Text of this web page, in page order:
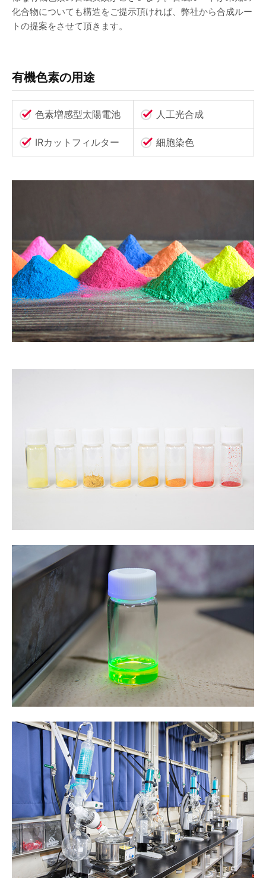
化合物についても構造をご提示頂ければ、弊社から合成ルー
トの提案をさせて頂きます。
有機色素の用途
色素増感型太陽電池 人工光合成
IRカットフィルター 細胞染色